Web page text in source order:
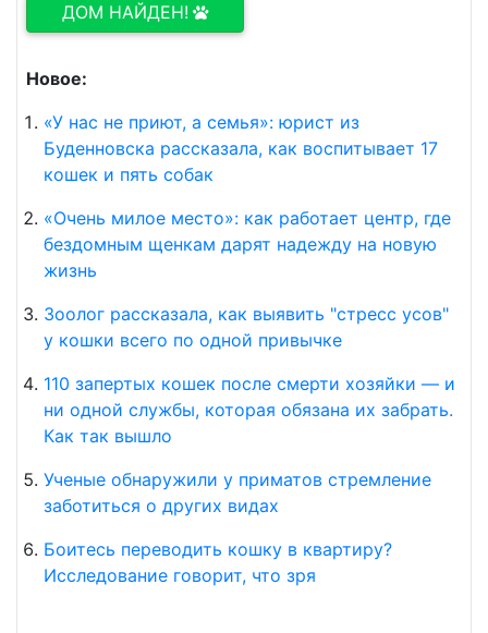
ДОМ НАЙДЕН!
Новое:
«У нас не приют, а семья»: юрист из
Буденновска рассказала, как воспитывает 17
кошек и пять собак
«Очень милое место»: как работает центр, где
бездомным щенкам дарят надежду на новую
жизнь
Зоолог рассказала, как выявить "стресс усов"
у кошки всего по одной привычке
110 запертых кошек после смерти хозяйки — и
ни одной службы, которая обязана их забрать.
Как так вышло
Ученые обнаружили у приматов стремление
заботиться о других видах
Боитесь переводить кошку в квартиру?
Исследование говорит, что зря